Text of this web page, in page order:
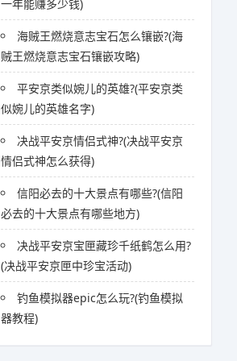
一年能赚多少钱)
海贼王燃烧意志宝石怎么镶嵌?(海
贼王燃烧意志宝石镶嵌攻略)
平安京类似婉儿的英雄?(平安京类
似婉儿的英雄名字)
决战平安京情侣式神?(决战平安京
情侣式神怎么获得)
信阳必去的十大景点有哪些?(信阳
必去的十大景点有哪些地方)
决战平安京宝匣藏珍千纸鹤怎么用?
(决战平安京匣中珍宝活动)
钓鱼模拟器epic怎么玩?(钓鱼模拟
器教程)